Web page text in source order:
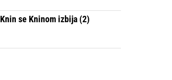
Knin se Kninom izbija (2)